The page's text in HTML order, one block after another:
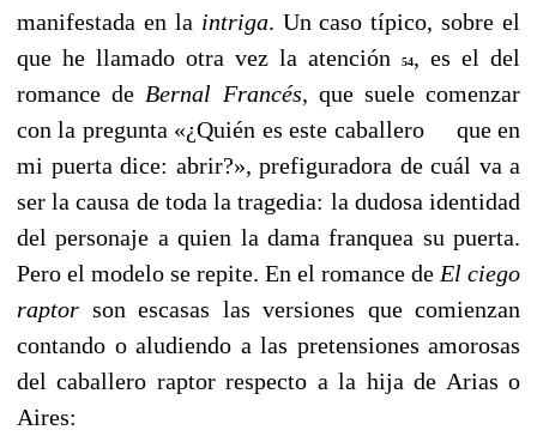
manifestada en la intriga. Un caso típico, sobre el
que he llamado otra vez la atención
54, es el del
romance de Bernal Francés, que suele comenzar
con la pregunta «¿Quién es este caballero que en
mi puerta dice: abrir?», prefiguradora de cuál va a
ser la causa de toda la tragedia: la dudosa identidad
del personaje a quien la dama franquea su puerta.
Pero el modelo se repite. En el romance de El ciego
raptor son escasas las versiones que comienzan
contando o aludiendo a las pretensiones amorosas
del caballero raptor respecto a la hija de Arias o
Aires: